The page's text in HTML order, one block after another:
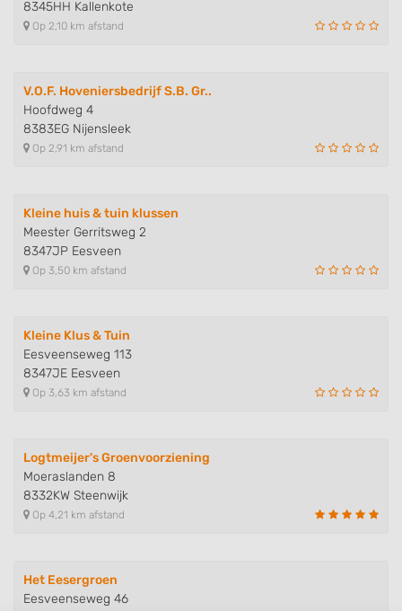
8345HH Kallenkote
Op 2,10 km afstand
V.O.F. Hoveniersbedrijf S.B. Gr..
Hoofdweg 4
8383EG Nijensleek
Op 2,91 km afstand
Kleine huis & tuin klussen
Meester Gerritsweg 2
8347JP Eesveen
Op 3,50 km afstand
Kleine Klus & Tuin
Eesveenseweg 113
8347JE Eesveen
Op 3,63 km afstand
Logtmeijer's Groenvoorziening
Moeraslanden 8
8332KW Steenwijk
Op 4,21 km afstand
Het Eesergroen
Eesveenseweg 46